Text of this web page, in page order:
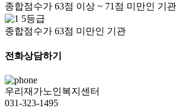
종합점수가 63점 이상 ~ 71점 미만인 기관
5등급
종합점수가 63점 미만인 기관
전화상담하기
우리재가노인복지센터
031-323-1495